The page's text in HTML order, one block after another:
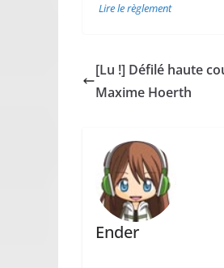
Lire le règlement
[Lu !] Défilé haute
Maxime Hoerth
Ender